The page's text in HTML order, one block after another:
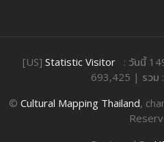
[US] Statistic Visitor: วันนี้
693,425 | รวม
© Cultural Mapping Thailand,